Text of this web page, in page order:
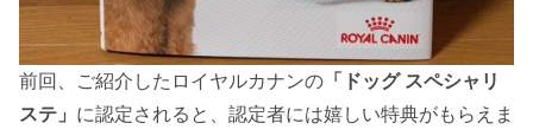
前回、ご紹介したロイヤルカナンの 「ドッグ スペシャリ
ステ」 に認定されると、認定者には嬉しい特典がもらえま